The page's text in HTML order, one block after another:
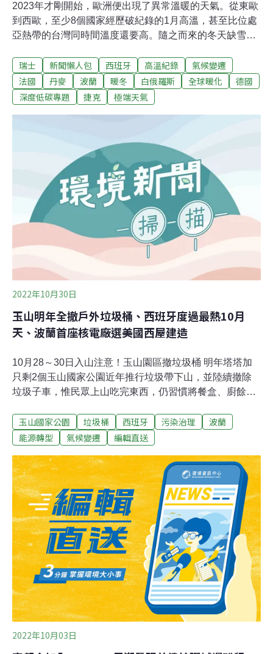
2023年才剛開始，歐洲便出現了異常溫暖的天氣。從東歐
到西歐，至少8個國家經歷破紀錄的1月高溫，甚至比位處
亞熱帶的台灣同時間溫度還要高。隨之而來的冬天缺雪、
士舉辦的高山滑雪世界盃，主辦單位只能以人造雪代替。
但溫暖的1月，卻也意外讓歐洲能源危機得到緩解。冬季
熱浪席捲東歐到南歐，各地高溫破紀錄 新年元旦當天，波
蘭的科爾別盧夫（Korbielów）出現5月才會有的19℃「高
丹麥、捷克、荷蘭、白俄羅斯、拉托維亞、立陶宛等國，
今年都突破該國1月高溫紀錄。
瑞士 新聞懶人包 西班牙 高溫紀錄
氣候變遷
法國
丹麥 波蘭 暖冬 白俄羅斯 全球暖化
德國
深度低碳專題
捷克 極端天氣
2022年10月30日
玉山明年全撤戶外垃圾桶、西班牙度過最熱10月
天、波蘭首座核電廠選美國西屋建造
10月28～30日入山注意！玉山園區撤垃圾桶 明年塔塔加
只剩2個玉山國家公園近年推行垃圾帶下山，並陸續撤除
垃圾子車，惟民眾上山吃完東西，仍習慣將餐盒、廚餘丟
黃喉貂的排遺就存在微塑膠，為維護生態環境，玉山國家
公園管理處將在今年底撤除塔塔加垃圾桶，只留兩個友善
報報導）小港運動中心將占用綠地移植百棵樹 森林城市協
會質疑違法廣達10公頃的高雄市小港森林公園啟用僅三
年，市府竟要大興土木、占用綠地，興建大型運動中心，
森林城市協會質疑此舉將移植百棵樹木，導致公園綠覆率
低於六成，違反高雄市公園管理自治條例。預計施工的範
圍日前已開始搭建圍籬，森林城市協會今上午邀集多個社
團表達心聲，並發動現場連署反對；市府運動發展局則是
駁斥協會的指控，聲稱綠覆率64.47％，符合法規。（自由
時報報導）
玉山國家公園 垃圾桶 西班牙 污染治理
波蘭
能源轉型
氣候變遷 編輯直送
2022年10月03日